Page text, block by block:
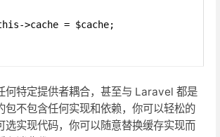
>cache = $cache;
何特定提供者耦合，甚至与 Laravel 都是
包不包含任何实现和依赖，你可以轻松的
选实现代码，你可以随意替换缓存实现而